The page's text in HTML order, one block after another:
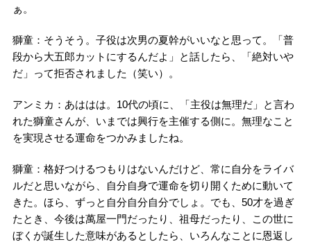
ぁ。
獅童：そうそう。子役は次男の夏幹がいいなと思って。「普
段から大五郎カットにするんだよ」と話したら、「絶対いや
だ」って拒否されました（笑い）。
アンミカ：あははは。10代の頃に、「主役は無理だ」と言わ
れた獅童さんが、いまでは興行を主催する側に。無理なこと
を実現させる運命をつかみましたね。
獅童：格好つけるつもりはないんだけど、常に自分をライバ
ルだと思いながら、自分自身で運命を切り開くために動いて
きた。ほら、ずっと自分自分自分でしょ。でも、50才を過ぎ
たとき、今後は萬屋一門だったり、祖母だったり、この世に
ぼくが誕生した意味があるとしたら、いろんなことに恩返し